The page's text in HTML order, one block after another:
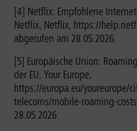
[4] Netflix: Empfohlene
Netflix, Netflix, https://
abgerufen am 28.05.2026.
[5] Europäische Union:
der EU, Your Europe,
https://europa.eu/youreurope/
telecoms/mobile-roaming-
28.05.2026.